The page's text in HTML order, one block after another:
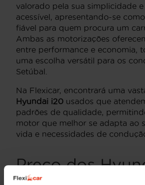
valorado pela sua simplicidade
acessível, apresentando-se
fiável para quem procura um
Ambas as motorizações
entre performance e economia,
uma escolha versátil para os
Setúbal.
Na Flexicar, encontrará uma
Hyundai i20 usados que
padrões de qualidade,
motor que melhor se adapta ao
vida e necessidades de
Preço dos